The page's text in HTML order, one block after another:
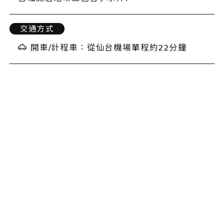
交通方式
開車/計程車：從仙台機場單程約22分鐘